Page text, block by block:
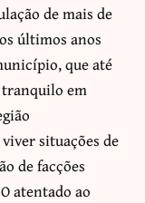
de mais de
últimos anos
que até
em
situações de
de facções
atentado ao